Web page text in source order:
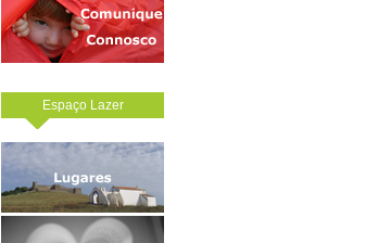
Espaço Lazer